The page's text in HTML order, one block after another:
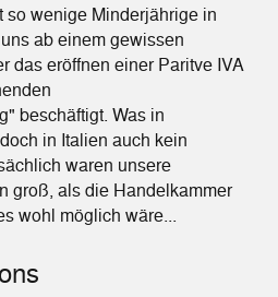
wenige Minderjährige in
ab einem gewissen
das eröffnen einer Paritve IVA
beschäftigt. Was in
in Italien auch kein
waren unsere
groß, als die Handelkammer
wohl möglich wäre...